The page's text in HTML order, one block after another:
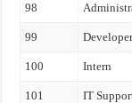
98
99
100 Intern
101 IT